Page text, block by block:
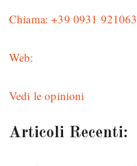
Chiama: +39 0931 921063
Web:
Vedi le opinioni
Articoli Recenti: